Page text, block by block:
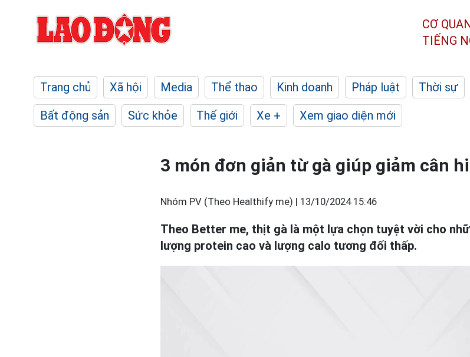
CƠ
TIẾNG
Trang chủ Xã hội Media Thể thao Kinh doanh Pháp luật Thời sự
Bất động sản
Sức khỏe Thế giới Xe + Xem giao diện mới
3 món đơn giản từ gà giúp giảm cân
Nhóm PV (Theo Healthify me) | 13/10/2024 15:46
Theo Better me, thịt gà là một lựa chọn tuyệt vời cho
lượng protein cao và lượng calo tương đối thấp.